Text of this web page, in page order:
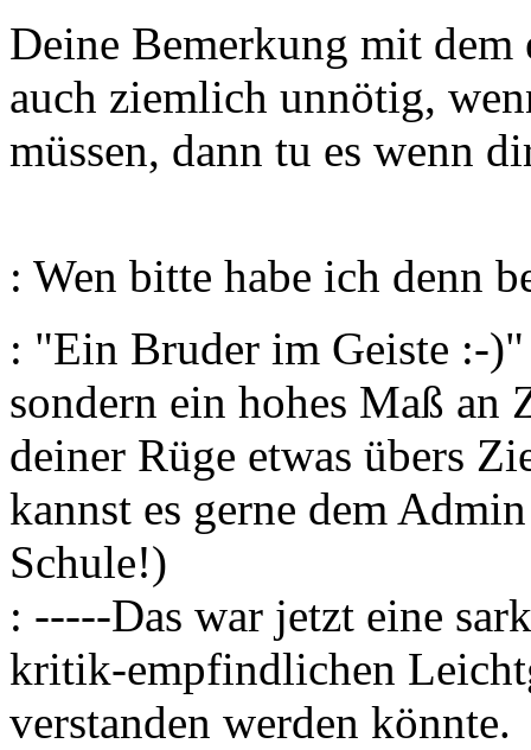
Deine Bemerkung mit
auch ziemlich unnötig,
müssen, dann tu es wenn
: Wen bitte habe ich denn
: "Ein Bruder im Geiste :-
sondern ein hohes Maß
deiner Rüge etwas übers
kannst es gerne dem
Schule!)
: -----Das war jetzt eine
kritik-empfindlichen
verstanden werden könnte.